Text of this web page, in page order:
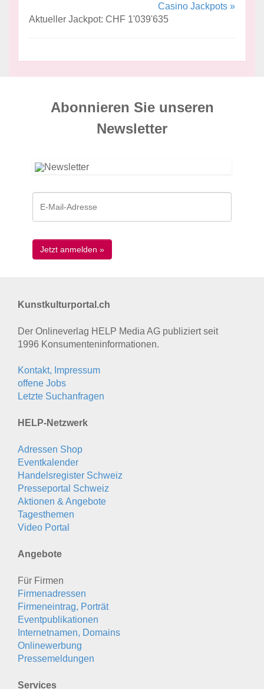
Casino Jackpots »
Aktueller Jackpot: CHF 1'039'635
Abonnieren Sie unseren
News­letter
Kunstkulturportal.ch
Der Onlineverlag HELP Media AG publiziert seit
1996 Konsumenten­informationen.
Kontakt, Impressum
offene Jobs
Letzte Suchanfragen
HELP-Netzwerk
Adressen Shop
Eventkalender
Handelsregister Schweiz
Presseportal Schweiz
Aktionen & Angebote
Tagesthemen
Video Portal
Angebote
Für Firmen
Firmenadressen
Firmeneintrag, Porträt
Eventpublikationen
Internetnamen, Domains
Onlinewerbung
Pressemeldungen
Services